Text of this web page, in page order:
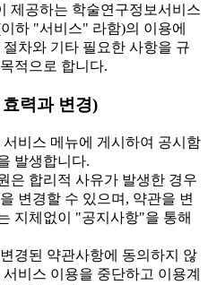
제공하는 학술연구정보서비스
하 "서비스" 라함)의 이용에
절차와 기타 필요한 사항을 규
적으로 합니다.
력과 변경)
비스 메뉴에 게시하여 공시함
발생합니다.
은 합리적 사유가 발생한 경우
변경할 수 있으며, 약관을 변
지체없이 "공지사항"을 통해
경된 약관사항에 동의하지 않
비스 이용을 중단하고 이용계